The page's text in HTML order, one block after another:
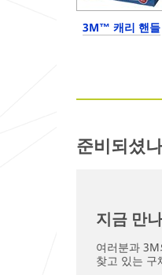
3M™ 캐리 핸들
준비되셨
지금 만
여러분과
찾고 있는 구